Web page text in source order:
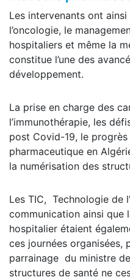
Les intervenants ont
l’oncologie, le
hospitaliers et même la
constitue l’une des
développement.
La prise en charge des
l’immunothérapie, les
post Covid-19, le progrès
pharmaceutique en
la numérisation des
Les TIC, Technologie de
communication ainsi que
hospitalier étaient
ces journées organisées,
parrainage du ministre
structures de santé ne